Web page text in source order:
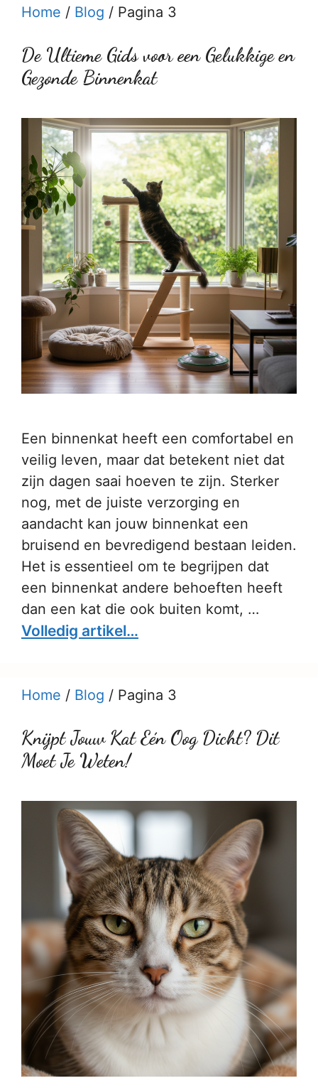
Home / Blog / Pagina 3
De Ultieme Gids voor een Gelukkige en
Gezonde Binnenkat
Een binnenkat heeft een comfortabel en
veilig leven, maar dat betekent niet dat
zijn dagen saai hoeven te zijn. Sterker
nog, met de juiste verzorging en
aandacht kan jouw binnenkat een
bruisend en bevredigend bestaan leiden.
Het is essentieel om te begrijpen dat
een binnenkat andere behoeften heeft
dan een kat die ook buiten komt, …
Volledig artikel…
Home / Blog / Pagina 3
Knijpt Jouw Kat Eén Oog Dicht? Dit
Moet Je Weten!